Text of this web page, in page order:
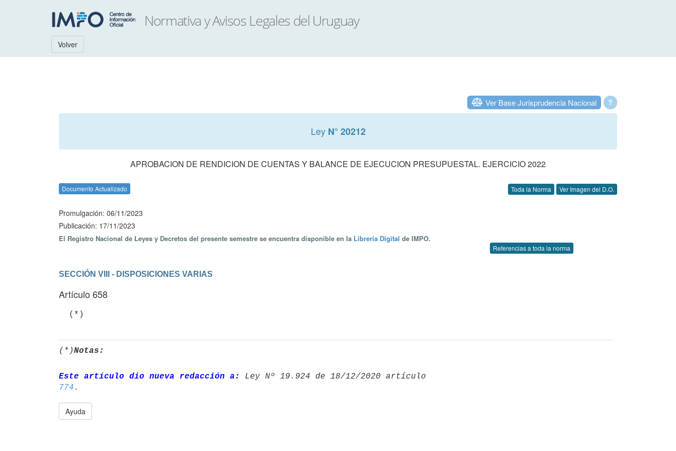
Volver
?
Ver Base Jurisprudencia Nacional
Ley N° 20212
APROBACION DE RENDICION DE CUENTAS Y BALANCE DE EJECUCION PRESUPUESTAL. EJERCICIO 2022
Documento Actualizado Toda la Norma Ver Imagen del D.O.
Promulgación: 06/11/2023
Publicación: 17/11/2023
El Registro Nacional de Leyes y Decretos del presente semestre se encuentra disponible en la Librería Digital de IMPO.
Referencias a toda la norma
SECCIÓN VIII - DISPOSICIONES VARIAS
Artículo 658
(*)Notas:
Este artículo dio nueva redacción a:
774
Ayuda